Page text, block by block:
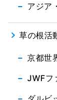
アジア
草の根活
京都世
JWFフ